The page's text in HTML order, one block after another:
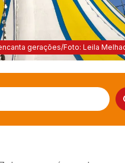
gerações/Foto: Leila